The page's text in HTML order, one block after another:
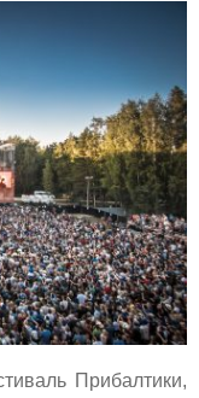
Прибалтики,